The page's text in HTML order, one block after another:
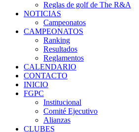
Reglas de golf de The R&A
NOTICIAS
Campeonatos
CAMPEONATOS
Ranking
Resultados
Reglamentos
CALENDARIO
CONTACTO
INICIO
FGPC
Institucional
Comité Ejecutivo
Alianzas
CLUBES